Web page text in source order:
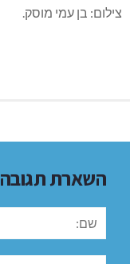
צילום: בן עמי מוסק.
השארת תגובה
שם:
תגובה